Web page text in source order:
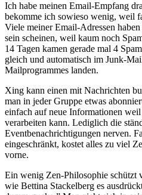
Ich habe meinen Email-Empfang
bekomme ich sowieso wenig, weil
Viele meiner Email-Adressen
sein scheinen, weil kaum noch
14 Tagen kamen gerade mal 4
gleich und automatisch im Junk-
Mailprogrammes landen.
Xing kann einen mit Nachrichten
man in jeder Gruppe etwas
einfach auf neue Informationen
verarbeiten kann. Lediglich die
Eventbenachrichtigungen nerven.
eingeschränkt, kostet alles zu viel
vorne.
Ein wenig Zen-Philosophie schützt
wie Bettina Stackelberg es